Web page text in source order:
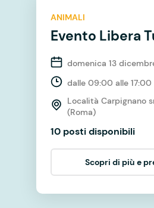
ANIMALI
Evento Libera
domenica 13
dalle 09:00 alle 17:00
Località Carpignano
(Roma)
10 posti disponibili
Scopri di più e